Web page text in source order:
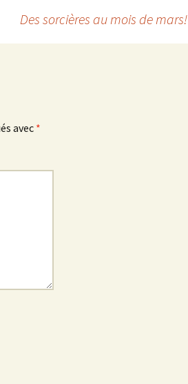
Des sorcières au mois de mars!
avec*